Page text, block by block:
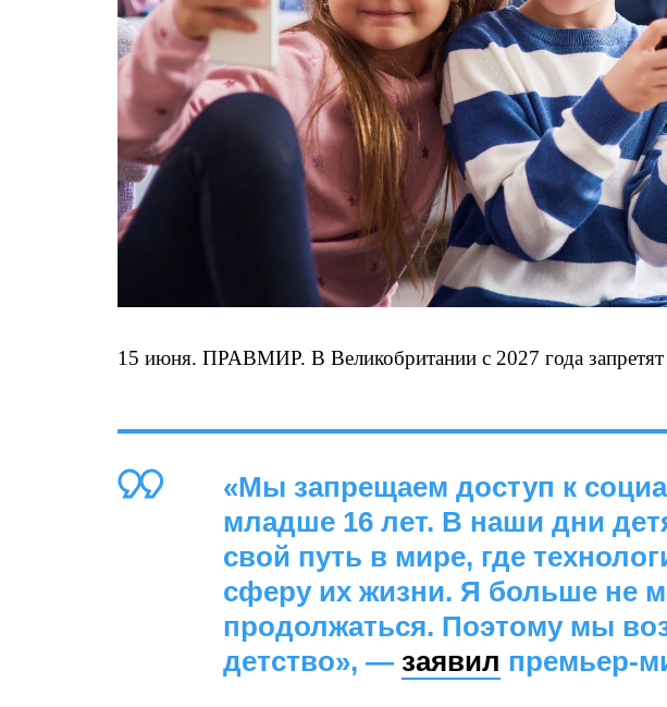
15 июня. ПРАВМИР. В Великобритании с 2027 года запретят
«Мы запрещаем доступ к
младше 16 лет. В наши дни
свой путь в мире, где
сферу их жизни. Я больше не
продолжаться. Поэтому мы
детство», — заявил премьер-